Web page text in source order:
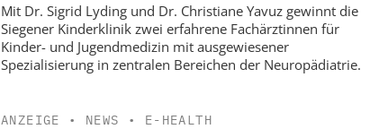
Mit Dr. Sigrid Lyding und Dr. Christiane Yavuz gewinnt die
Siegener Kinderklinik zwei erfahrene Fachärztinnen für
Kinder- und Jugendmedizin mit ausgewiesener
Spezialisierung in zentralen Bereichen der Neuropädiatrie.
ANZEIGE • NEWS • E-HEALTH